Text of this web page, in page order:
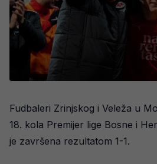
Fudbaleri Zrinjskog i Veleža u
18. kola Premijer lige Bosne i
je završena rezultatom 1-1.